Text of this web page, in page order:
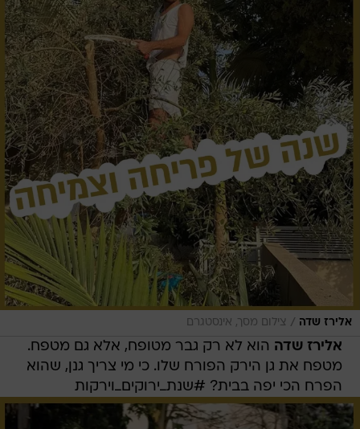
אלירז שדה / צילום מסך, אינסטגרם
אלירז שדה הוא לא רק גבר מטופח, אלא גם מטפח.
מטפח את גן הירק הפורח שלו. כי מי צריך גנן, שהוא
הפרח הכי יפה בבית? #שנת_ירוקים_וירקות